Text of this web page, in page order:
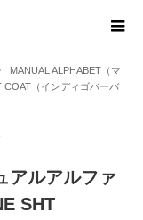
MANUAL ALPHABET（マ
COAT（インディゴバーバ
アルアルファ
SHT